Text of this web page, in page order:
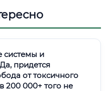
системы и
придется
от токсичного
200 000+ того не